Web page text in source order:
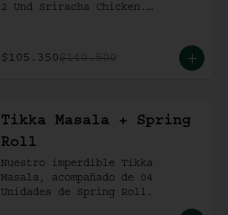
2 Und Sriracha Chicken.
$105.350$140.500
Tikka Masala + Spring
Roll
Nuestro imperdible Tikka
Masala, acompañado de 04
Unidades de Spring Roll.